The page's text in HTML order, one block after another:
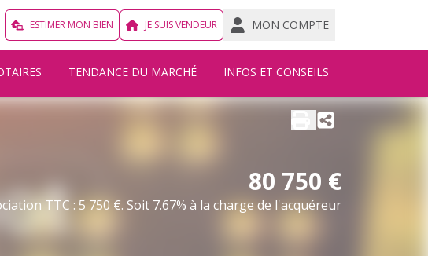
ESTIMER MON BIEN JE SUIS VENDEUR MON COMPTE
TENDANCE DU MARCHÉ INFOS ET CONSEILS
80 750 €
TTC : 5 750 €. Soit 7.67% à la charge de l'acquéreur